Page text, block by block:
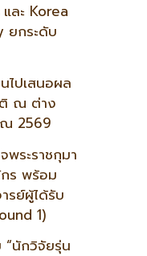
ละ Korea
ยกระดับ
ไปเสนอผล
ติ ณ ต่าง
ณ 2569
พระราชกุมา
ร พร้อม
รย์ผู้ได้รับ
1)
นักวิจัยรุ่น